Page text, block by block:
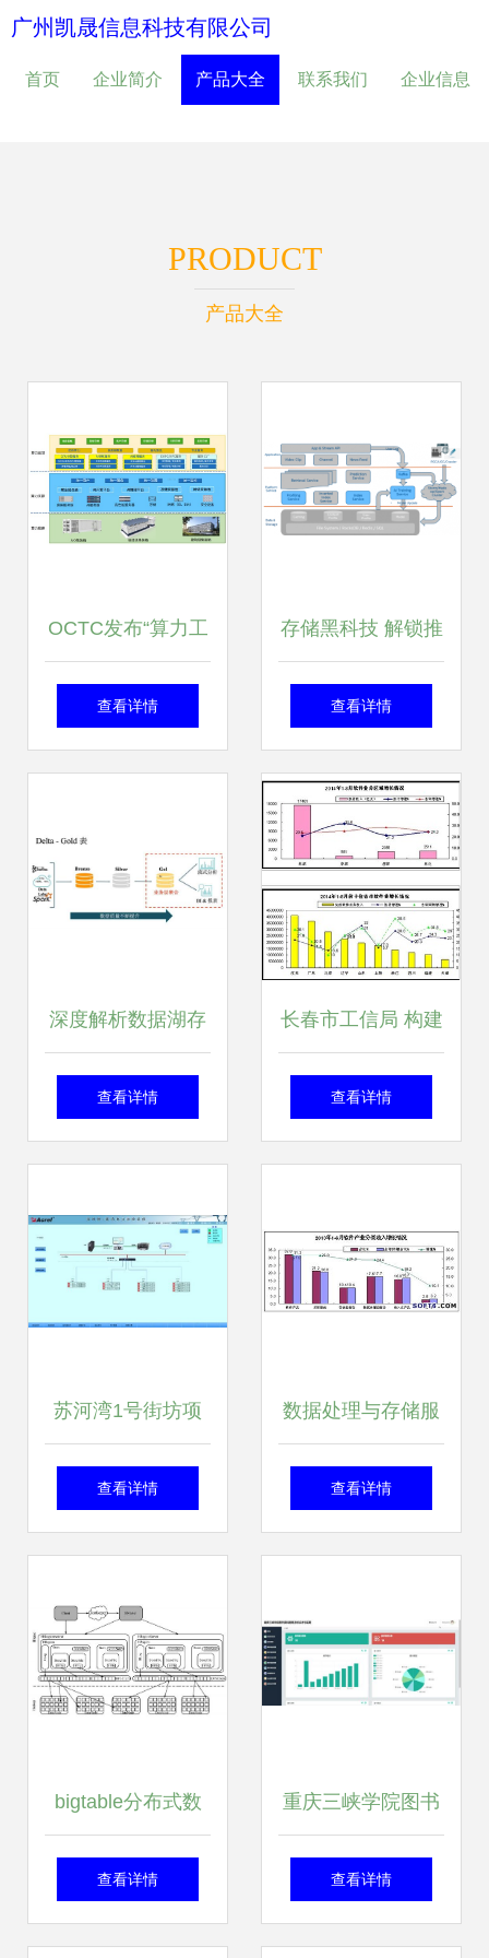
广州凯晟信息科技有限公司
首页 企业简介 产品大全 联系我们 企业信息
PRODUCT
产品大全
OCTC发布“算力工
厂”新理念，赋能智
查看详情
存储黑科技 解锁推
荐系统“信息过
查看详情
深度解析数据湖存
储方案Lakehouse
存储服务
查看详情
长春市工信局 构建
智慧政务基石，优
查看详情
苏河湾1号街坊项
目电力监控系统的
理与存储服务
查看详情
数据处理与存储服
务迎来快速增长 我
查看详情
bigtable分布式数
据存储系统分布式
查看详情
重庆三峡学院图书
资料管理系统设计
查看详情